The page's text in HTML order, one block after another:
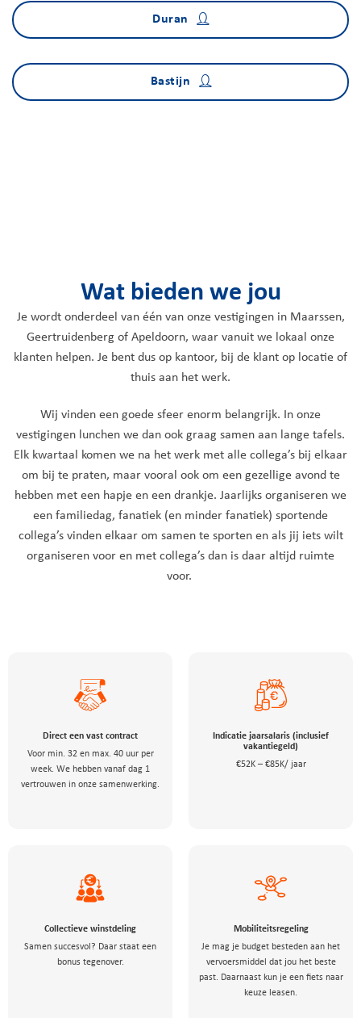
Duran
Bastijn
Wat bieden we jou
Je wordt onderdeel van één van onze vestigingen in Maarssen,
Geertruidenberg of Apeldoorn, waar vanuit we lokaal onze
klanten helpen. Je bent dus op kantoor, bij de klant op locatie of
thuis aan het werk.
Wij vinden een goede sfeer enorm belangrijk. In onze
vestigingen lunchen we dan ook graag samen aan lange tafels.
Elk kwartaal komen we na het werk met alle collega’s bij elkaar
om bij te praten, maar vooral ook om een gezellige avond te
hebben met een hapje en een drankje. Jaarlijks organiseren we
een familiedag, fanatiek (en minder fanatiek) sportende
collega’s vinden elkaar om samen te sporten en als jij iets wilt
organiseren voor en met collega’s dan is daar altijd ruimte
voor.
Direct een vast contract
Voor min. 32 en max. 40 uur per
week. We hebben vanaf dag 1
vertrouwen in onze samenwerking.
Indicatie jaarsalaris (inclusief
vakantiegeld)
€52K – €85K/ jaar
Collectieve winstdeling
Samen succesvol? Daar staat een
bonus tegenover.
Mobiliteitsregeling
Je mag je budget besteden aan het
vervoersmiddel dat jou het beste
past. Daarnaast kun je een fiets naar
keuze leasen.